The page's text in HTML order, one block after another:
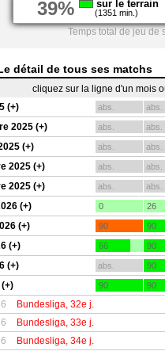
39% sur le terrain
(1351 min.)
Temps total de jeu de
détail de tous ses matchs
cliquez sur la ligne d'un mois
(+)
abs. abs.
2025 (+) abs. abs.
(+) abs. abs.
2025 (+) abs. abs.
2025 (+) abs. abs.
(+) 0 26
(+) 90 90
(+) 66 90
(+) abs. 90
90 90
Bundesliga, 32e j.
Bundesliga, 33e j.
Bundesliga, 34e j.